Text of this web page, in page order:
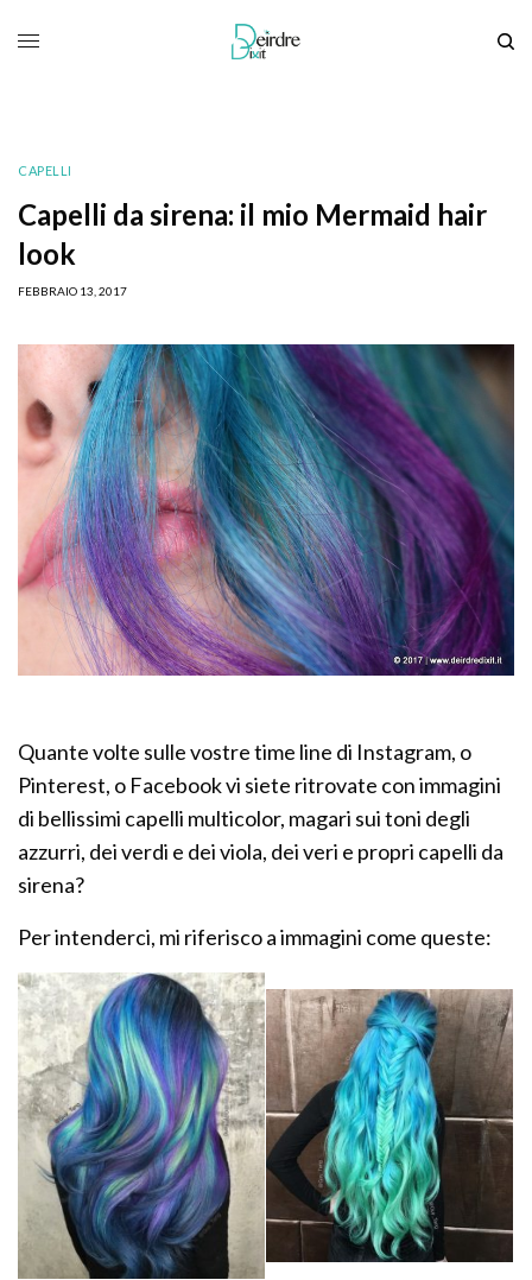
CAPELLI
Capelli da sirena: il mio Mermaid hair
look
FEBBRAIO 13, 2017
Quante volte sulle vostre time line di Instagram, o
Pinterest, o Facebook vi siete ritrovate con immagini
di bellissimi capelli multicolor, magari sui toni degli
azzurri, dei verdi e dei viola, dei veri e propri capelli da
sirena?
Per intenderci, mi riferisco a immagini come queste: